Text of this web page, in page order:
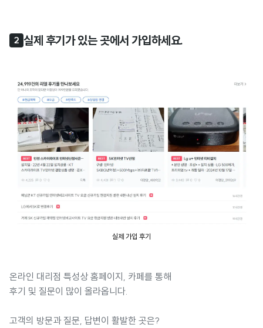
2 실제 후기가 있는 곳에서 가입하세요.
실제 가입 후기
온라인 대리점 특성상 홈페이지, 카페를 통해
후기 및 질문이 많이 올라옵니다.
고객의 방문과 질문, 답변이 활발한 곳은?